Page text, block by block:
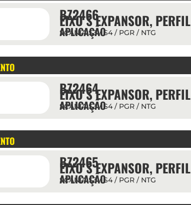
BZ2466
EIXO S EXPANSOR,
APLICAÇÃO
SCANIA S3 / S4 / PGR / NTG
BZ2464
EIXO S EXPANSOR,
APLICAÇÃO
SCANIA S3 / S4 / PGR / NTG
BZ2465
EIXO S EXPANSOR,
APLICAÇÃO
SCANIA S3 / S4 / PGR / NTG